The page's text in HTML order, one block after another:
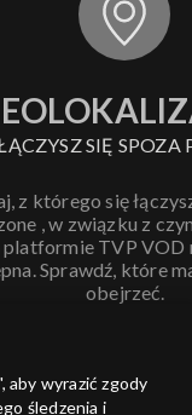
SIĘ SPOZA
z którego się
, w związku z
platformie TVP VOD
Sprawdź, które
obejrzeć.
aby wyrazić zgody
śledzenia i